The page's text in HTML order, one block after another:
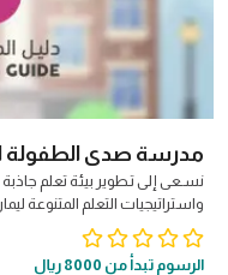
مدرسة صدى الطفولة
نسـعى إلى تـطوير بيئة تعلم
واستراتيجيات التعلم المتنوعة
الأصيلة وتحـترم التـنـوع الثقافي
وفـق مـؤشـرات الـجـودة العالمية .
الرسوم تبدأ من 8000 ريال